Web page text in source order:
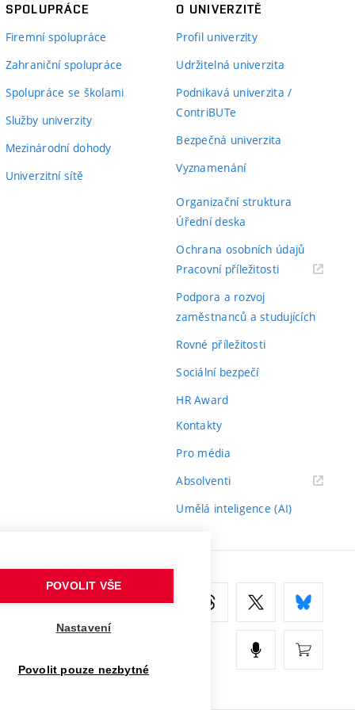
SPOLUPRÁCE
Firemní spolupráce
Zahraniční spolupráce
Spolupráce se školami
Služby univerzity
Mezinárodní dohody
Univerzitní sítě
O UNIVERZITĚ
Profil univerzity
Udržitelná univerzita
Podnikavá univerzita /
ContriBUTe
Bezpečná univerzita
Vyznamenání
Organizační struktura
Úřední deska
Ochrana osobních údajů
Pracovní příležitosti(externí
Podpora a rozvoj
zaměstnanců a studujících
Rovné příležitosti
Sociální bezpečí
HR Award
Kontakty
Pro média
Absolventi(externí
Umělá inteligence (AI)
POVOLIT VŠE
Nastavení
Povolit pouze nezbytné